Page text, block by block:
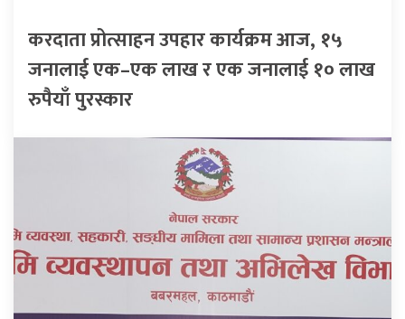
करदाता प्रोत्साहन उपहार कार्यक्रम आज, १५
जनालाई एक–एक लाख र एक जनालाई १० लाख
रुपैयाँ पुरस्कार